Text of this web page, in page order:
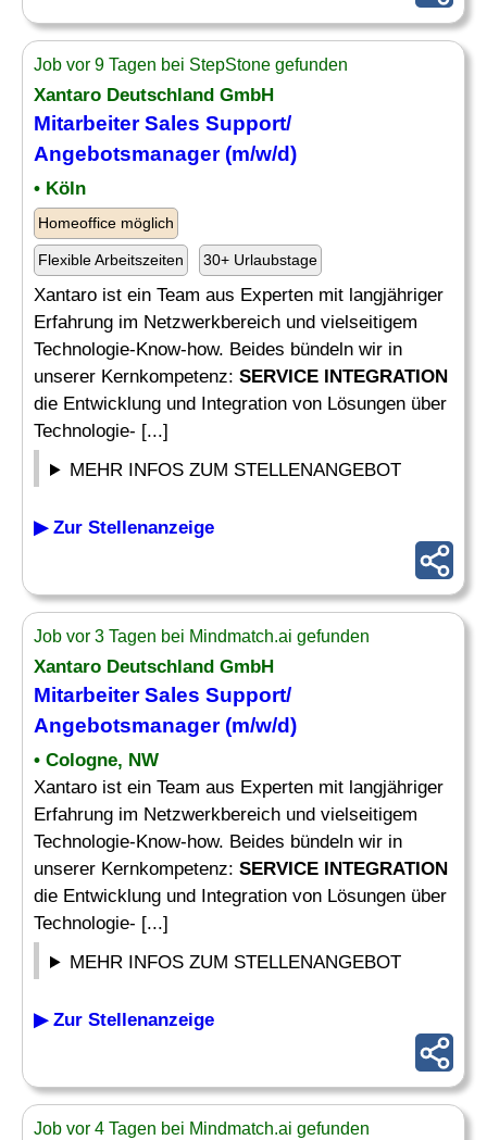
Job vor 9 Tagen bei StepStone gefunden
Xantaro Deutschland GmbH
Mitarbeiter Sales Support/
Angebotsmanager (m/w/d)
• Köln
Homeoffice möglich
Flexible Arbeitszeiten 30+ Urlaubstage
Xantaro ist ein Team aus Experten mit langjähriger
Erfahrung im Netzwerkbereich und vielseitigem
Technologie-Know-how. Beides bündeln wir in
unserer Kernkompetenz: SERVICE INTEGRATION
die Entwicklung und Integration von Lösungen über
Technologie- [...]
MEHR INFOS ZUM STELLENANGEBOT
▶ Zur Stellenanzeige
Job vor 3 Tagen bei Mindmatch.ai gefunden
Xantaro Deutschland GmbH
Mitarbeiter Sales Support/
Angebotsmanager (m/w/d)
• Cologne, NW
Xantaro ist ein Team aus Experten mit langjähriger
Erfahrung im Netzwerkbereich und vielseitigem
Technologie-Know-how. Beides bündeln wir in
unserer Kernkompetenz: SERVICE INTEGRATION
die Entwicklung und Integration von Lösungen über
Technologie- [...]
MEHR INFOS ZUM STELLENANGEBOT
▶ Zur Stellenanzeige
Job vor 4 Tagen bei Mindmatch.ai gefunden